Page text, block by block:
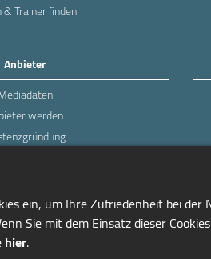
& Trainer finden
Anbieter
werden
Verlags GmbH
ein, um Ihre Zufriedenheit bei
Sie mit dem Einsatz dieser
hier.